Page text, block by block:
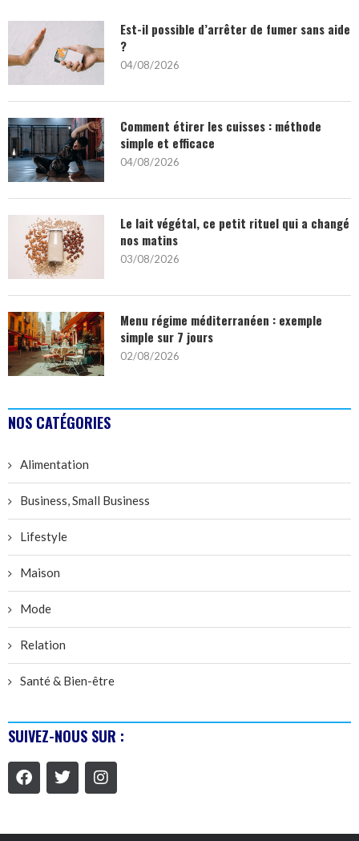
Est-il possible d’arrêter de fumer sans aide
?
04/08/2026
Comment étirer les cuisses : méthode
simple et efficace
04/08/2026
Le lait végétal, ce petit rituel qui a changé
nos matins
03/08/2026
Menu régime méditerranéen : exemple
simple sur 7 jours
02/08/2026
NOS CATÉGORIES
Alimentation
Business, Small Business
Lifestyle
Maison
Mode
Relation
Santé & Bien-être
SUIVEZ-NOUS SUR :